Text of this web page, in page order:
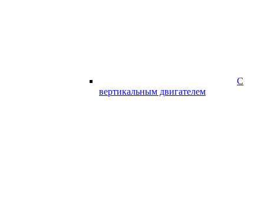
С
вертикальным двигателем